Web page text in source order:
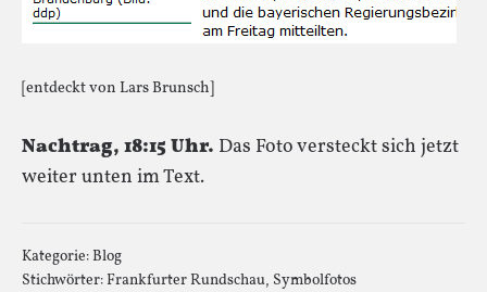
[entdeckt von Lars Brunsch]
Nachtrag, 18:15 Uhr. Das Foto versteckt sich jetzt
weiter unten im Text.
Kategorie:Blog
Stichwörter:Frankfurter Rundschau, Symbolfotos